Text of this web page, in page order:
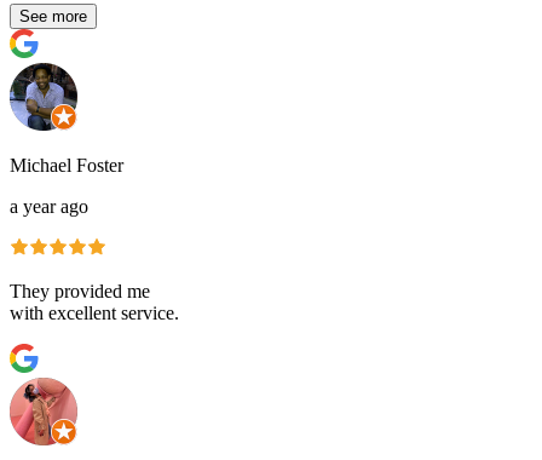
See more
Michael Foster
a year ago
They provided me
with excellent service.